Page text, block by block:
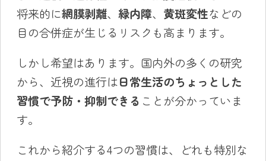
将来的に網膜剥離、 緑内障、 黄斑変性などの
目の合併症が生じるリスクも高まります。
しかし希望はあります。国内外の多くの研究
から、近視の進行は日常生活のちょっとした
習慣で予防・抑制できる ことが分かっていま
す。
これから紹介する4つの習慣は、どれも特別な